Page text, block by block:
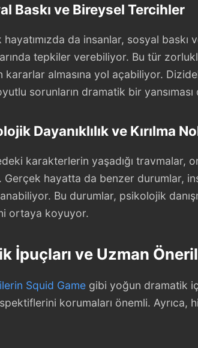
Baskı ve Bireysel Tercihler
hayatımızda da insanlar, sosyal
tepkiler verebiliyor. Bu tür
kararlar almasına yol açabiliyor.
sorunların dramatik bir
Dayanıklılık ve Kırılma
karakterlerin yaşadığı travmalar,
Gerçek hayatta da benzer durumlar,
Bu durumlar, psikolojik
ortaya koyuyor.
İpuçları ve Uzman
Squid Game gibi yoğun dramatik
korumaları önemli.